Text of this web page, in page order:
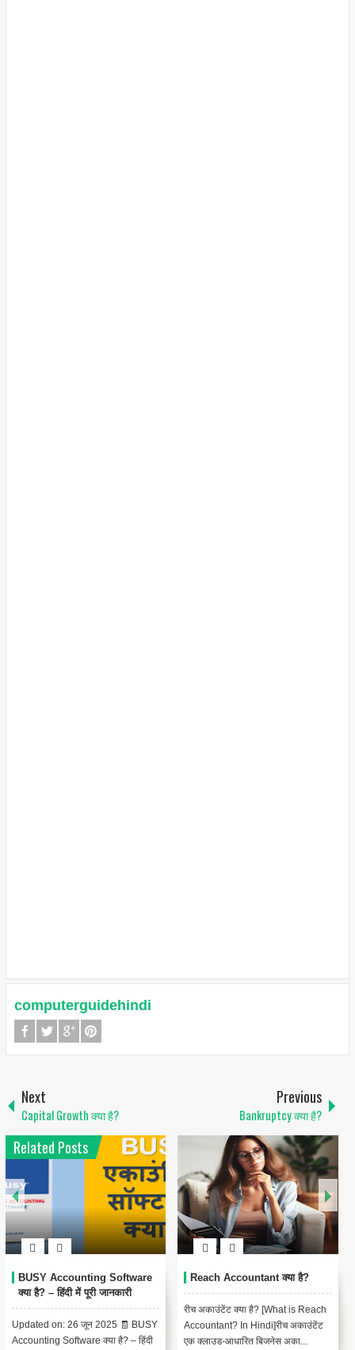
computerguidehindi
Next
Capital Growth क्या है?
Previous
Bankruptcy क्या है?
Related Posts
BUSY Accounting Software
क्या है? – हिंदी में पूरी जानकारी
Updated on: 26 जून 2025 🧾 BUSY
Accounting Software क्या है? – हिंदी
Reach Accountant क्या है?
रीच अकाउंटेंट क्या है? [What is Reach
Accountant? In Hindi]रीच अकाउंटेंट
एक क्लाउड-आधारित बिजनेस अका...